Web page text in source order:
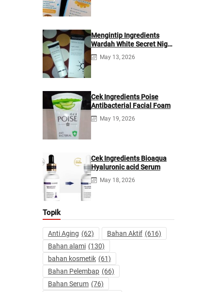
Mengintip Ingredients
Wardah White Secret Night
Cream
May 13, 2026
Cek Ingredients Poise
Antibacterial Facial Foam
May 19, 2026
Cek Ingredients Bioaqua
Hyaluronic acid Serum
May 18, 2026
Topik
Anti Aging (62) Bahan Aktif (616)
Bahan alami (130)
bahan kosmetik (61)
Bahan Pelembap (66)
Bahan Serum (76)